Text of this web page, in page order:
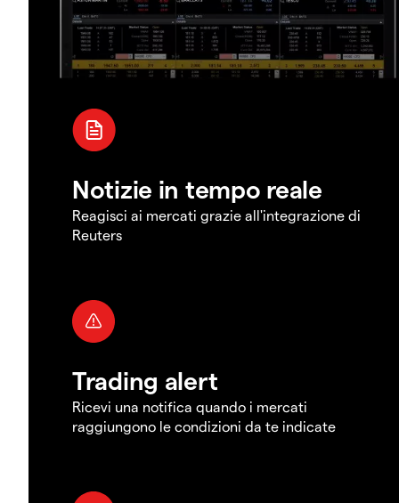
Notizie in tempo reale
Reagisci ai mercati grazie all'integrazione di
Reuters
Trading alert
Ricevi una notifica quando i mercati
raggiungono le condizioni da te indicate